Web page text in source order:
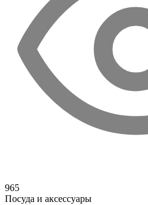
965
Посуда и аксессуары